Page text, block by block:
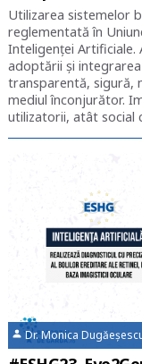
Utilizarea sistemelor
reglementată în
Inteligenței Artificiale.
adoptării și
transparentă, sigură,
mediul înconjurător.
utilizatorii, atât social
Dr. Monica